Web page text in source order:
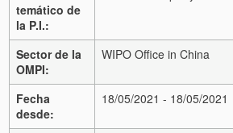
temático de
la P.I.:
Sector de la
OMPI:
WIPO Office in China
Fecha
desde:
18/05/2021 - 18/05/2021